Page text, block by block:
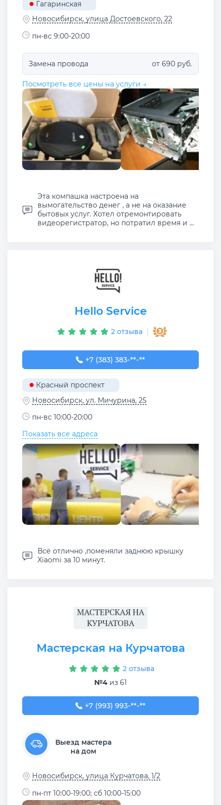
Гагаринская
Новосибирск, улица Достоевского, 22
пн-вс 9:00-20:00
Замена провода от 690 руб.
Посмотреть все цены на услуги →
Эта компашка настроена на
вымогательство денег , а не на оказание
бытовых услуг. Хотел отремонтировать
видеорегистратор, но потратил время и ...
Hello Service
2 отзыва
+7 (383) 383-26-43
+7 (383) 383-**-**
Красный проспект
Новосибирск, ул. Мичурина, 25
пн-вс 10:00-20:00
Показать все адреса
Всё отлично ,поменяли заднюю крышку
Xiaomi за 10 минут.
Мастерская на Курчатова
2 отзыва
№4 из 61
+7 (993) 993-54-53
+7 (993) 993-**-**
Выезд мастера
на дом
Новосибирск, улица Курчатова, 1/2
пн-пт 10:00-19:00; сб 10:00-15:00